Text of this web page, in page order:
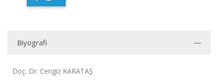
Biyografi
Doç. Dr. Cengiz KARATAŞ